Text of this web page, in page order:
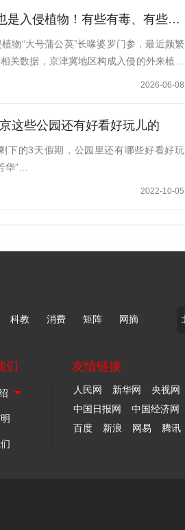
有些有毒、有些引发过敏、有些危害农作物
物“大号蒲公英”长喙婆罗门参，最近频繁
关数据，京津冀地区构成入侵的外来植物
2026-06-08
这些公园还有好看好玩儿的
下的3天假期，公园里还有哪些好看好玩
华”…
2022-10-05
科教 消费 矩阵 网摘
们 友情链接
人民网 新华网 央视网
中国日报网
中国经济网
百度
新浪 网易 腾讯